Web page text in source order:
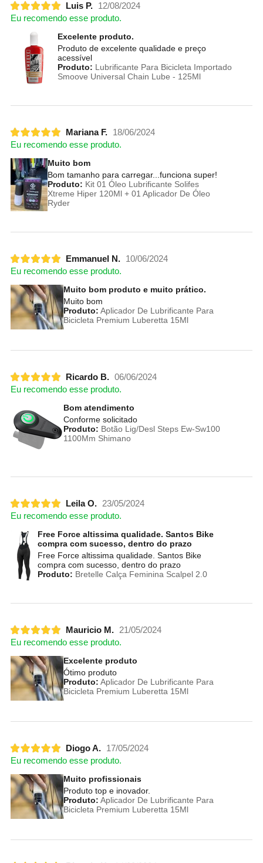
Luis P.
12/08/2024
Eu recomendo esse produto.
Excelente produto.
Produto de excelente qualidade e preço
acessível
Produto: Lubrificante Para Bicicleta Importado
Smoove Universal Chain Lube - 125Ml
Mariana F.
18/06/2024
Eu recomendo esse produto.
Muito bom
Bom tamanho para carregar...funciona super!
Produto: Kit 01 Óleo Lubrificante Solifes
Xtreme Hiper 120Ml + 01 Aplicador De Óleo
Ryder
Emmanuel N.
10/06/2024
Eu recomendo esse produto.
Muito bom produto e muito prático.
Muito bom
Produto: Aplicador De Lubrificante Para
Bicicleta Premium Luberetta 15Ml
Ricardo B. 06/06/2024
Eu recomendo esse produto.
Bom atendimento
Conforme solicitado
Produto: Botão Lig/Desl Steps Ew-Sw100
1100Mm Shimano
Leila O.
23/05/2024
Eu recomendo esse produto.
Free Force altissima qualidade. Santos Bike
compra com sucesso, dentro do prazo
Free Force altissima qualidade. Santos Bike
compra com sucesso, dentro do prazo
Produto: Bretelle Calça Feminina Scalpel 2.0
Mauricio M.
21/05/2024
Eu recomendo esse produto.
Excelente produto
Ótimo produto
Produto: Aplicador De Lubrificante Para
Bicicleta Premium Luberetta 15Ml
Diogo A.
17/05/2024
Eu recomendo esse produto.
Muito profissionais
Produto top e inovador.
Produto: Aplicador De Lubrificante Para
Bicicleta Premium Luberetta 15Ml